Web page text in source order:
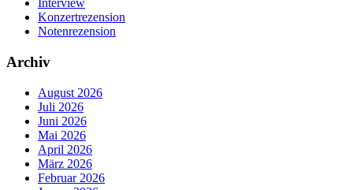
Interview
Konzertrezension
Notenrezension
Archiv
August 2026
Juli 2026
Juni 2026
Mai 2026
April 2026
März 2026
Februar 2026